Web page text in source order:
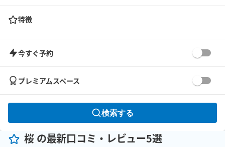
特徴
今すぐ予約
プレミアムスペース
検索する
桜 の最新口コミ・レビュー5選